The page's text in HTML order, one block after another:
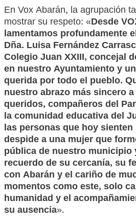
En Vox Abarán, la agrupación
mostrar su respeto: «Desde
lamentamos profundamente
Dña. Luisa Fernández
Colegio Juan XXIII, concejal
en nuestro Ayuntamiento y
querida por todo el pueblo.
nuestro abrazo más sincero
queridos, compañeros del
la comunidad educativa del
las personas que hoy
despide a una mujer que
pública de nuestro municipio
recuerdo de su cercanía, su
con Abarán y el cariño de
momentos como este, solo
humanidad y el
su ausencia».